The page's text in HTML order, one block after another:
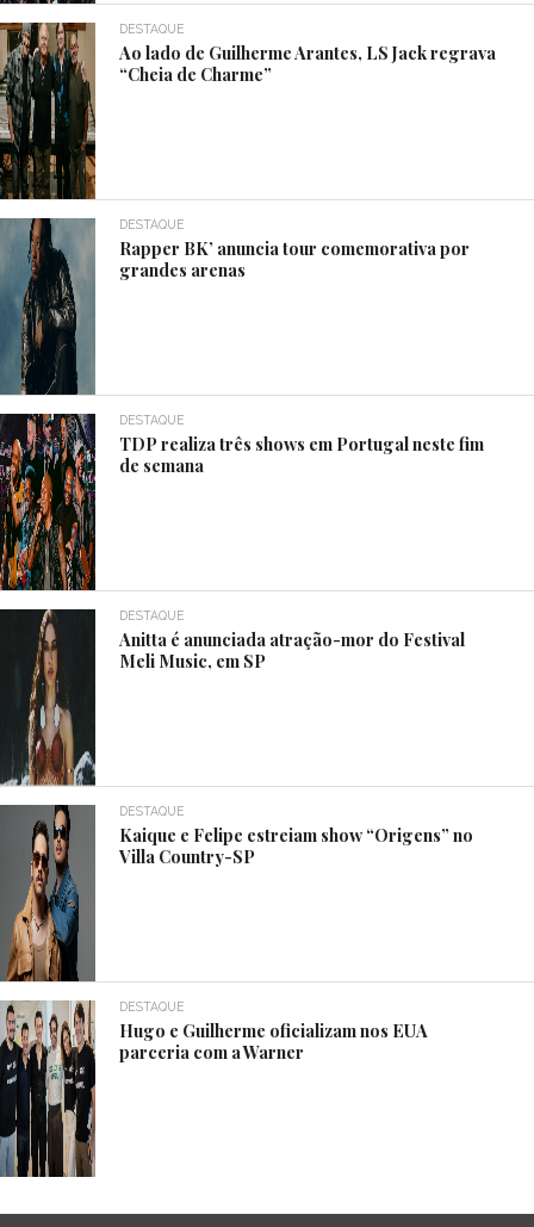
DESTAQUE
Ao lado de Guilherme Arantes, LS Jack regrava
“Cheia de Charme”
DESTAQUE
Rapper BK’ anuncia tour comemorativa por
grandes arenas
DESTAQUE
TDP realiza três shows em Portugal neste fim
de semana
DESTAQUE
Anitta é anunciada atração-mor do Festival
Meli Music, em SP
DESTAQUE
Kaique e Felipe estreiam show “Origens” no
Villa Country-SP
DESTAQUE
Hugo e Guilherme oficializam nos EUA
parceria com a Warner